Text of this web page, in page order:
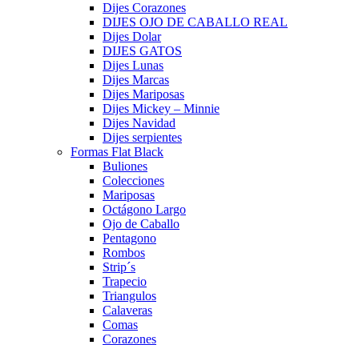
Dijes Corazones
DIJES OJO DE CABALLO REAL
Dijes Dolar
DIJES GATOS
Dijes Lunas
Dijes Marcas
Dijes Mariposas
Dijes Mickey – Minnie
Dijes Navidad
Dijes serpientes
Formas Flat Black
Buliones
Colecciones
Mariposas
Octágono Largo
Ojo de Caballo
Pentagono
Rombos
Strip´s
Trapecio
Triangulos
Calaveras
Comas
Corazones